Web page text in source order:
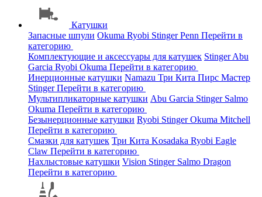
Катушки
Запасные шпули Okuma Ryobi StingerPenn Перейти в
категорию
Комплектующие и аксессуары для катушек StingerAbu
Garcia Ryobi Okuma Перейти в категорию
Инерционные катушки Namazu Три Кита Пирс Мастер
StingerПерейти в категорию
Мультипликаторные катушки Abu Garcia Stinger Salmo
Okuma Перейти в категорию
Безынерционные катушки Ryobi StingerOkuma Mitchell
Перейти в категорию
Смазки для катушек Три Кита Kosadaka Ryobi Eagle
Claw Перейти в категорию
Нахлыстовые катушки Vision Stinger Salmo Dragon
Перейти в категорию